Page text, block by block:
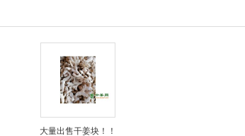
大量出售干姜块！！